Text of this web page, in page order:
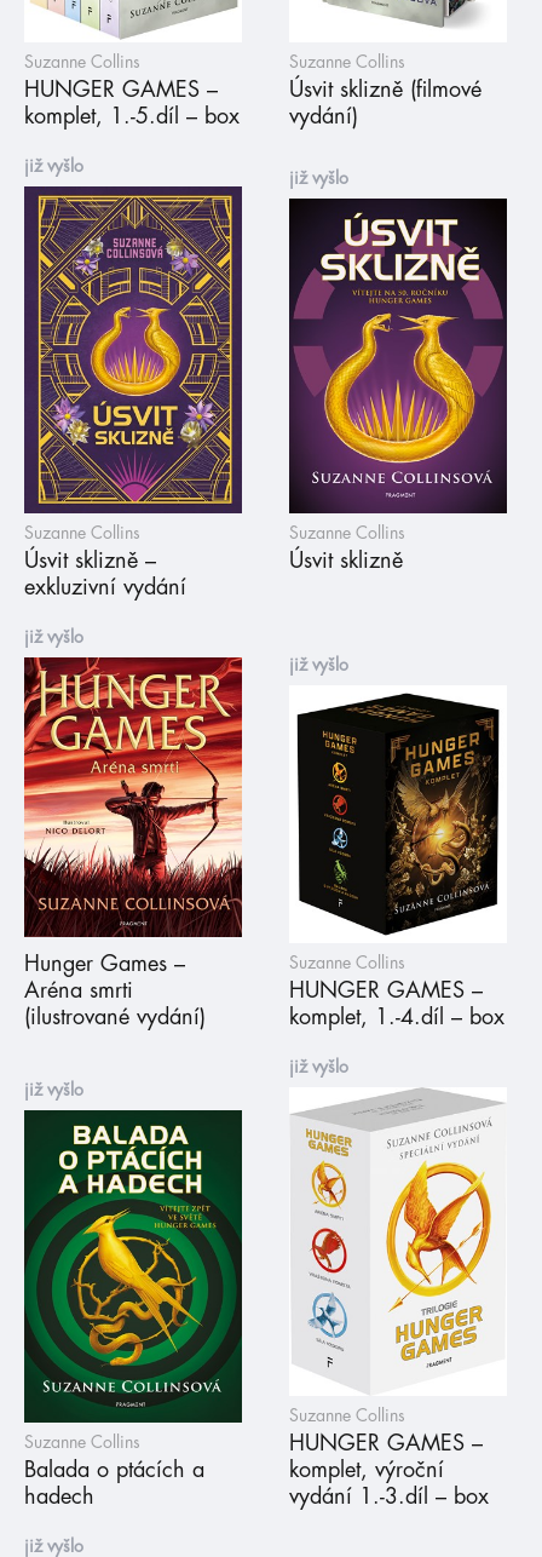
Suzanne Collins
HUNGER GAMES –
komplet, 1.-5.díl – box
Suzanne Collins
Úsvit sklizně (filmové
vydání)
již vyšlo
Suzanne Collins
Úsvit sklizně –
exkluzivní vydání
již vyšlo
Suzanne Collins
Úsvit sklizně
již vyšlo
Hunger Games –
Aréna smrti
(ilustrované vydání)
již vyšlo
Suzanne Collins
HUNGER GAMES –
komplet, 1.-4.díl – box
již vyšlo
Suzanne Collins
Balada o ptácích a
hadech
již vyšlo
Suzanne Collins
HUNGER GAMES –
komplet, výroční
vydání 1.-3.díl – box
již vyšlo